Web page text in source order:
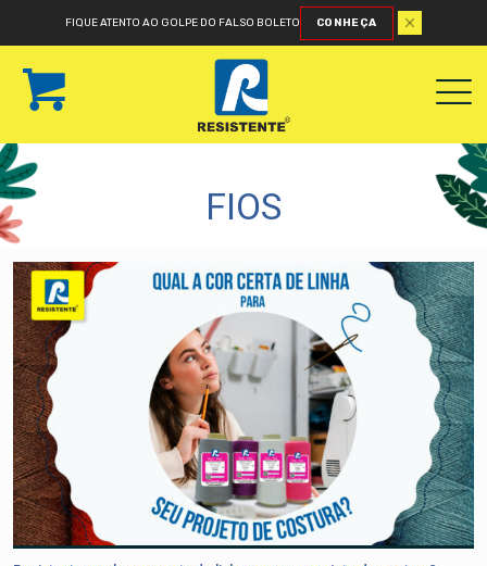
FIQUE ATENTO AO GOLPE DO FALSO BOLETO CONHEÇA
FIOS